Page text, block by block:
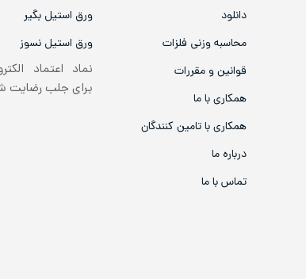
دانلود
محاسبه وزنی فلزات
قوانین و مقررات
همکاری با ما
همکاری با تامین کنندگان
درباره ما
تماس با ما
ورق استیل بگیر
ورق استیل نسوز
نماد اعتماد
برای جلب